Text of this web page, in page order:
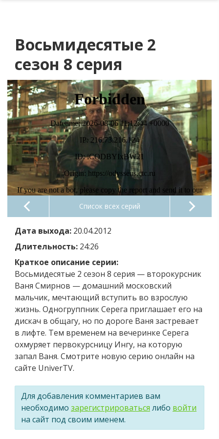
Восьмидесятые 2
сезон 8 серия
Список всех серий
Дата выхода: 20.04.2012
Длительность: 24:26
Краткое описание серии:
Восьмидесятые 2 сезон 8 серия — второкурсник
Ваня Смирнов — домашний московский
мальчик, мечтающий вступить во взрослую
жизнь. Одногруппник Серега приглашает его на
дискач в общагу, но по дороге Ваня застревает
в лифте. Тем временем на вечеринке Серега
охмуряет первокурсницу Ингу, на которую
запал Ваня. Смотрите новую серию онлайн на
сайте UniverTV.
Для добавления комментариев вам
необходимо зарегистрироваться либо войти
на сайт под своим именем.